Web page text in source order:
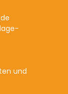
und